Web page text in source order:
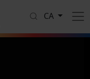
CA